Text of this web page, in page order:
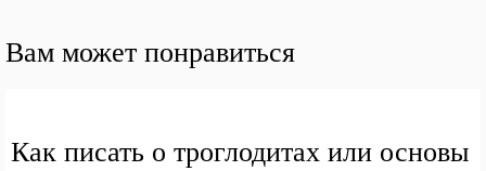
Вам может понравиться
Как писать о троглодитах или основы